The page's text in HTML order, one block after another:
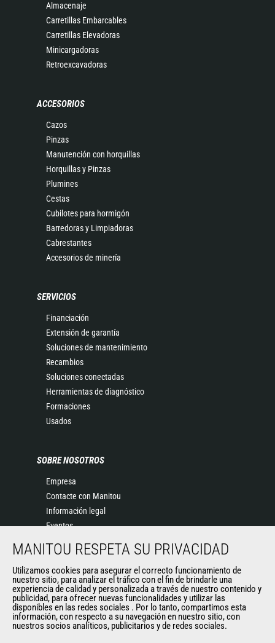
Almacenaje
Carretillas Embarcables
Carretillas Elevadoras
Minicargadoras
Retroexcavadoras
ACCESORIOS
Cazos
Pinzas
Manutención con horquillas
Horquillas y Pinzas
Plumines
Cestas
Cubilotes para hormigón
Barredoras y Limpiadoras
Cabrestantes
Accesorios de minería
SERVICIOS
Financiación
Extensión de garantía
Soluciones de mantenimiento
Recambios
Soluciones conectadas
Herramientas de diagnóstico
Formaciones
Usados
SOBRE NOSOTROS
Empresa
Contacte con Manitou
Información legal
Eventos
Historia
General Terms and Conditions of Sale
OTROS SITIOS DEL GRUPO
Manitou Group
MANITOU RESPETA SU PRIVACIDAD
Utilizamos cookies para asegurar el correcto funcionamiento de
nuestro sitio, para analizar el tráfico con el fin de brindarle una
experiencia de calidad y personalizada a través de nuestro contenido y
publicidad, para ofrecer nuevas funcionalidades y utilizar las
disponibles en las redes sociales . Por lo tanto, compartimos esta
información, con respecto a su navegación en nuestro sitio, con
nuestros socios analíticos, publicitarios y de redes sociales.